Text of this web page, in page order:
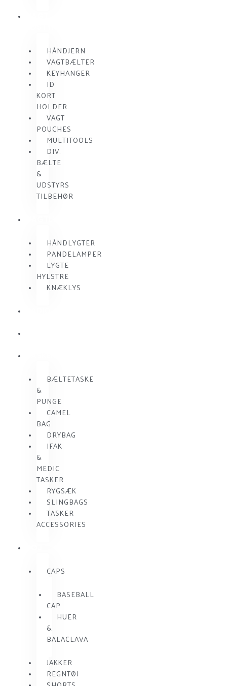
HÅNDJERN
VAGTBÆLTER
KEYHANGER
ID
KORT
HOLDER
VAGT
POUCHES
MULTITOOLS
DIV.
BÆLTE
&
UDSTYRS
TILBEHØR
HÅNDLYGTER
PANDELAMPER
LYGTE
HYLSTRE
KNÆKLYS
BÆLTETASKE
&
PUNGE
CAMEL
BAG
DRYBAG
IFAK
&
MEDIC
TASKER
RYGSÆK
SLINGBAGS
TASKER
ACCESSORIES
CAPS
BASEBALL
CAP
HUER
&
BALACLAVA
JAKKER
REGNTØJ